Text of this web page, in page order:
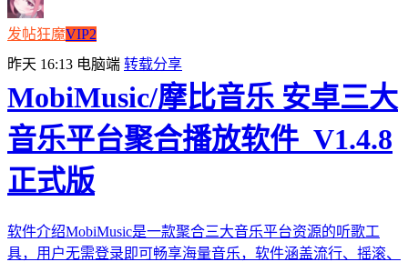
发帖狂魔VIP2
昨天 16:13 电脑端 转载分享
MobiMusic/摩比音乐 安卓三大
音乐平台聚合播放软件_V1.4.8
正式版
软件介绍MobiMusic是一款聚合三大音乐平台资源的听歌工
具，用户无需登录即可畅享海量音乐，软件涵盖流行、摇滚、